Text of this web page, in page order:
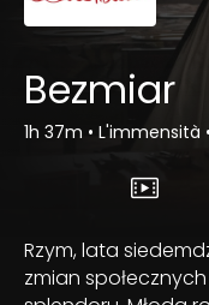
Bezmiar
1h 37m • L'immensità •
Rzym, lata
zmian